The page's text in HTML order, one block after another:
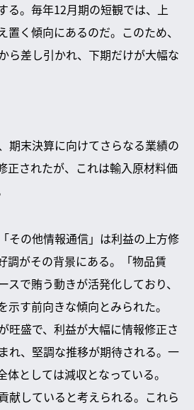
る。毎年12月期の短観では、上
く傾向にあるのだ。このため、
ら差し引かれ、下期だけが大幅な
期末決算に向けてさらなる業績の
正されたが、これは輸入原材料価
その他情報通信」は利益の上方修
調がその背景にある。「物品賃
で賄う動きが活発化しており、
す前向きな傾向とみられた。
旺盛で、利益が大幅に情報修正さ
れ、堅調な推移が期待される。一
としては減収となっている。
献していると考えられる。これら